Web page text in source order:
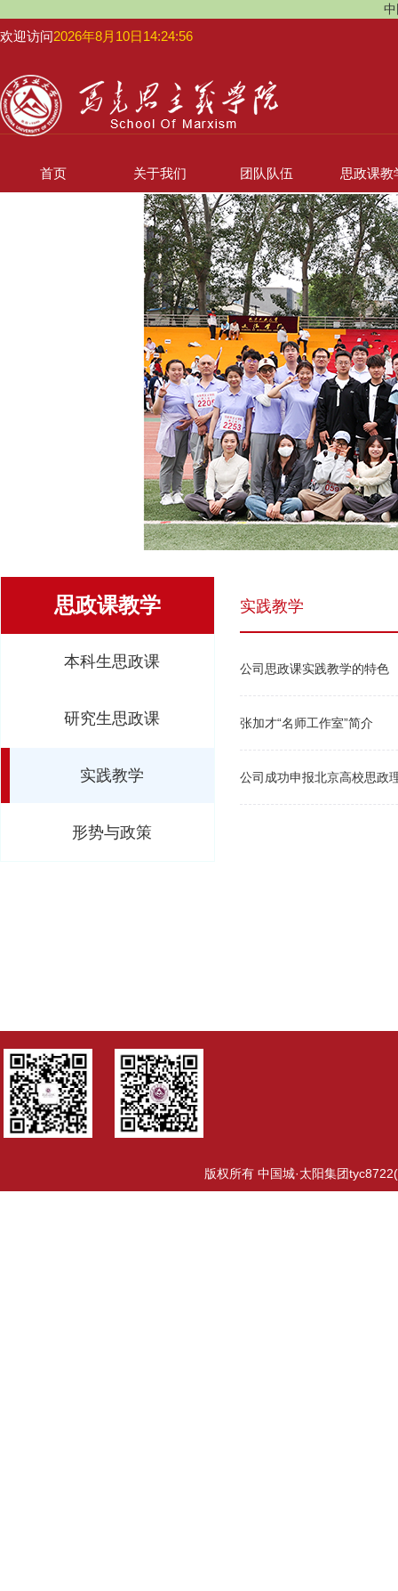
欢迎访问2026年8月10日14:24:57
首页 关于我们 团队队伍 思政课教
思政课教学
本科生思政课
研究生思政课
实践教学
形势与政策
实践教学
公司思政课实践教学的特色
张加才“名师工作室”简介
公司成功申报北京高校思政
版权所有 中国城·太阳集团